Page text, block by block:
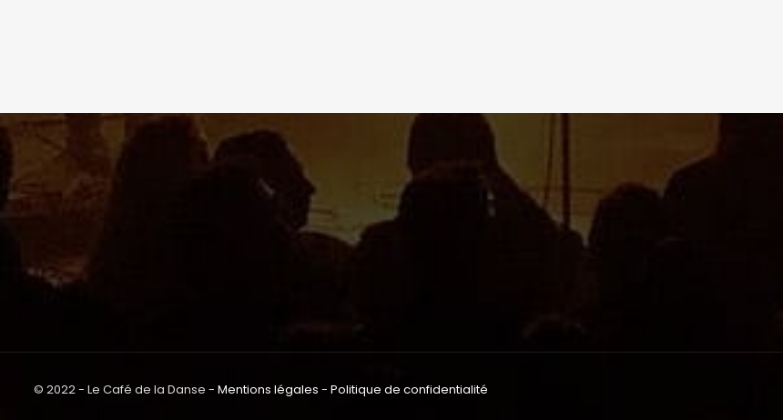
© 2022 - Le Café de la Danse - Mentions légales - Politique de confidentialité